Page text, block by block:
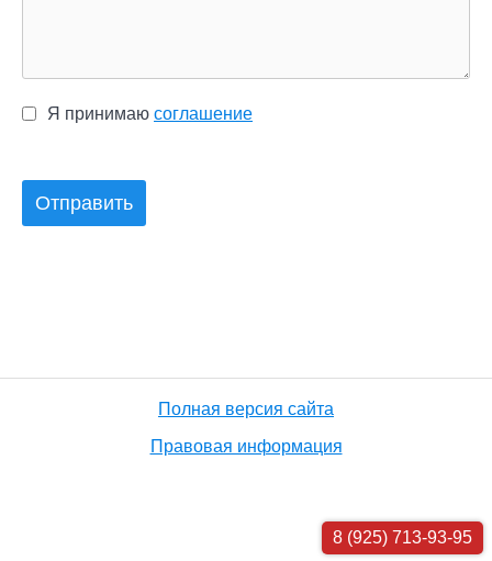
Я принимаю соглашение
Отправить
Полная версия сайта
Правовая информация
8 (925) 713-93-95